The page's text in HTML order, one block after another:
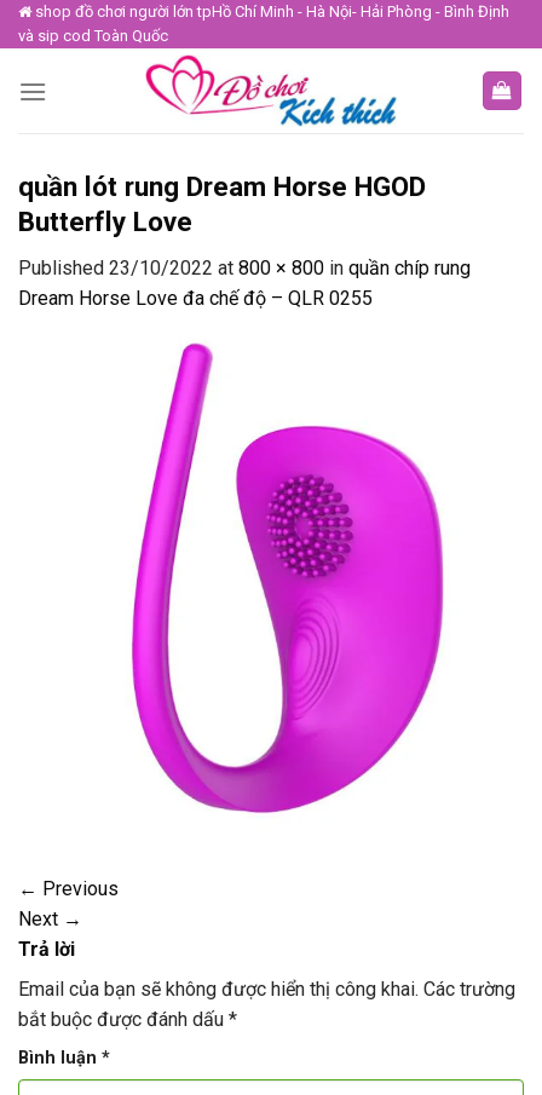
Skip
to
shop đồ chơi người lớn tpHồ Chí Minh - Hà Nội- Hải Phòng - Bình Định
và sip cod Toàn Quốc
quần lót rung Dream Horse HGOD
Butterfly Love
Published 23/10/2022 at 800 × 800 in quần chíp rung
Dream Horse Love đa chế độ – QLR 0255
← Previous
Next →
Trả lời
Email của bạn sẽ không được hiển thị công khai. Các trường
bắt buộc được đánh dấu *
Bình luận *